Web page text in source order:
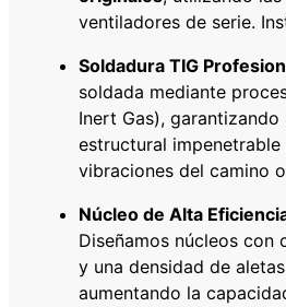
ventiladores de serie.
Soldadura TIG
soldada mediante
Inert Gas), garantizando
estructural
vibraciones del camino
Núcleo de Alta
Diseñamos núcleos con
y una densidad de
aumentando la